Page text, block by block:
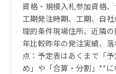
資格・規模入札参加資格
工期発注時期、工期、自
理的条件現場住所、近隣
年比較昨年の発注実績、
点：予定表はあくまで「
め」や「合算・分割」**